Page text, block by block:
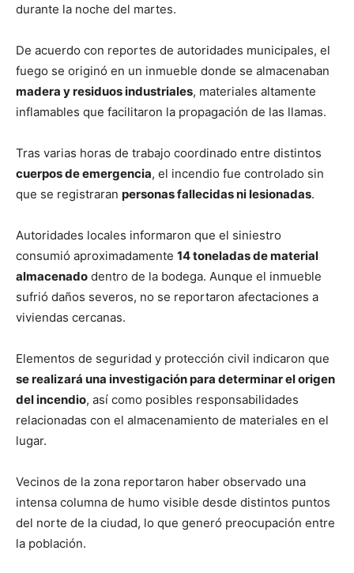
durante la noche del martes.
De acuerdo con reportes de autoridades municipales, el
fuego se originó en un inmueble donde se almacenaban
madera y residuos industriales, materiales altamente
inflamables que facilitaron la propagación de las llamas.
Tras varias horas de trabajo coordinado entre distintos
cuerpos de emergencia, el incendio fue controlado sin
que se registraran personas fallecidas ni lesionadas.
Autoridades locales informaron que el siniestro
consumió aproximadamente 14 toneladas de material
almacenado dentro de la bodega. Aunque el inmueble
sufrió daños severos, no se reportaron afectaciones a
viviendas cercanas.
Elementos de seguridad y protección civil indicaron que
se realizará una investigación para determinar el origen
del incendio, así como posibles responsabilidades
relacionadas con el almacenamiento de materiales en el
lugar.
Vecinos de la zona reportaron haber observado una
intensa columna de humo visible desde distintos puntos
del norte de la ciudad, lo que generó preocupación entre
la población.